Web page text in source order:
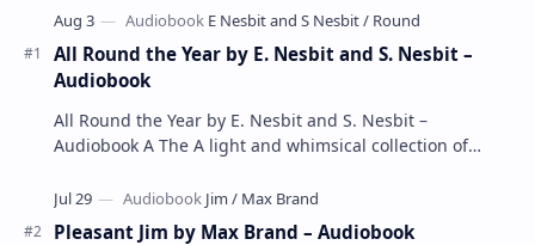
All Round the Year by E. Nesbit and S. Nesbit –
Audiobook
All Round the Year by E. Nesbit and S. Nesbit –
Audiobook A The A light and whimsical collection of
Pleasant Jim by Max Brand – Audiobook